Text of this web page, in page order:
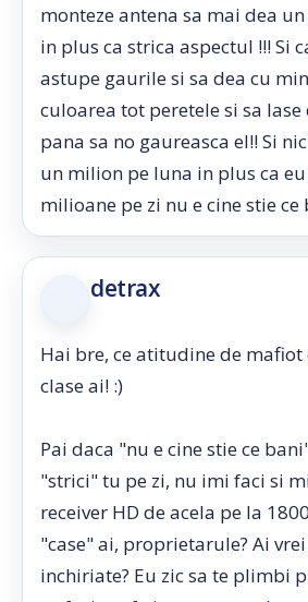
monteze antena sa mai dea
in plus ca strica aspectul !!! Si
astupe gaurile si sa dea cu
culoarea tot peretele si sa lase
pana sa no gaureasca el!! Si
un milion pe luna in plus ca
milioane pe zi nu e cine stie ce
detrax
Hai bre, ce atitudine de
clase ai! :)
Pai daca "nu e cine stie ce
"strici" tu pe zi, nu imi faci si
receiver HD de acela pe la
"case" ai, proprietarule? Ai
inchiriate? Eu zic sa te plimbi